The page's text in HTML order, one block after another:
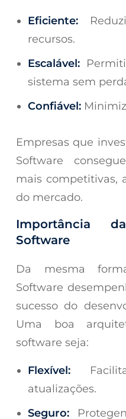
Eficiente:
recursos.
Escalável:
sistema sem
Confiável:
Empresas que
Software
mais competitivas,
do mercado.
Importância
Software
Da mesma
Software
sucesso do
Uma boa
software seja:
Flexível:
atualizações.
Seguro: